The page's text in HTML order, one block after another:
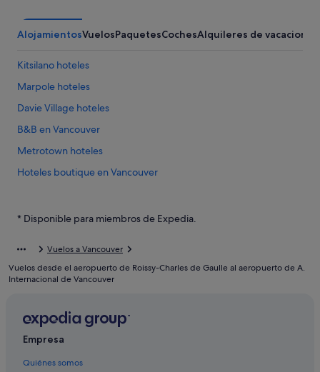
AlojamientosVuelosPaquetesCochesAlquileres de vacaciones
Kitsilano hoteles
Marpole hoteles
Davie Village hoteles
B&B en Vancouver
Metrotown hoteles
Hoteles boutique en Vancouver
Casas de campo en Vancouver
Hoteles de lujo en Vancouver
Hastings-Sunrise hoteles
Gastown hoteles
Chinatown hoteles
Coast Hotels en Isla Granville
* Disponible para miembros de Expedia.
Vuelos a Vancouver
Vuelos desde el aeropuerto de Roissy-Charles de Gaulle al aeropuerto de A.
Internacional de Vancouver
Empresa
Quiénes somos